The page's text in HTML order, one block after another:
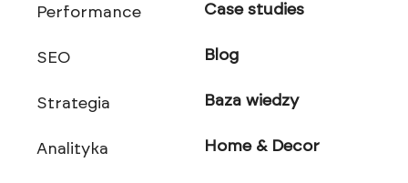
Performance
SEO
Strategia
Analityka
Case studies
Blog
Baza wiedzy
Home & Decor